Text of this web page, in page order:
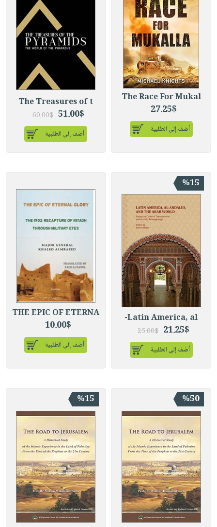
The Race For Mukal
27.25$
أضف إلى الطلبية
The Treasures of t
51.00$
60.00$
أضف إلى الطلبية
%15
Latin America, al-
21.25$
25.00$
أضف إلى الطلبية
THE EPIC OF ETERNA
10.00$
أضف إلى الطلبية
%50
%15